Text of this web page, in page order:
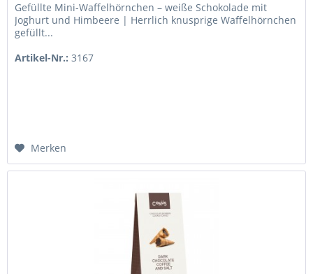
Gefüllte Mini-Waffelhörnchen – weiße Schokolade mit
Joghurt und Himbeere | Herrlich knusprige Waffelhörnchen
gefüllt...
Artikel-Nr.: 3167
Merken